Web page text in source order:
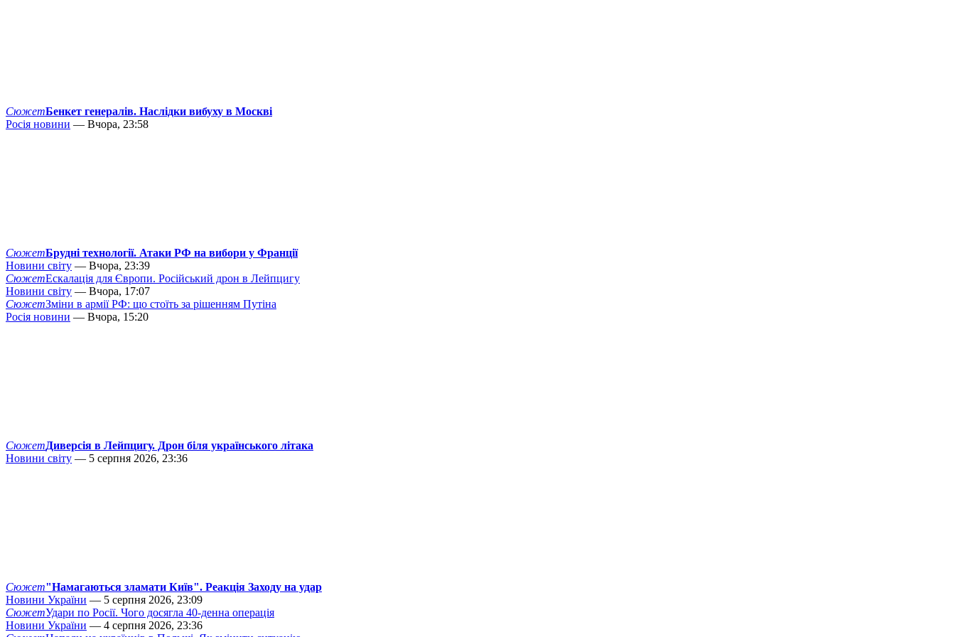
СюжетБенкет генералів. Наслідки вибуху в Москві
Росія новини — Вчора, 23:58
СюжетБрудні технології. Атаки РФ на вибори у Франції
Новини світу — Вчора, 23:39
СюжетЕскалація для Європи. Російський дрон в Лейпцигу
Новини світу — Вчора, 17:07
СюжетЗміни в армії РФ: що стоїть за рішенням Путіна
Росія новини — Вчора, 15:20
СюжетДиверсія в Лейпцигу. Дрон біля українського літака
Новини світу — 5 серпня 2026, 23:36
Сюжет"Намагаються зламати Київ". Реакція Заходу на удар
Новини України — 5 серпня 2026, 23:09
СюжетУдари по Росії. Чого досягла 40-денна операція
Новини України — 4 серпня 2026, 23:36